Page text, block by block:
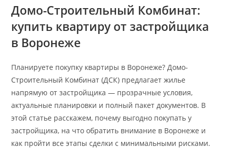
Домо-Строительный Комбинат:
купить квартиру от застройщика
в Воронеже
Планируете покупку квартиры в Воронеже? Домо-
Строительный Комбинат (ДСК) предлагает жилье
напрямую от застройщика — прозрачные условия,
актуальные планировки и полный пакет документов. В
этой статье расскажем, почему выгодно покупать у
застройщика, на что обратить внимание в Воронеже и
как пройти все этапы сделки с минимальными рисками.